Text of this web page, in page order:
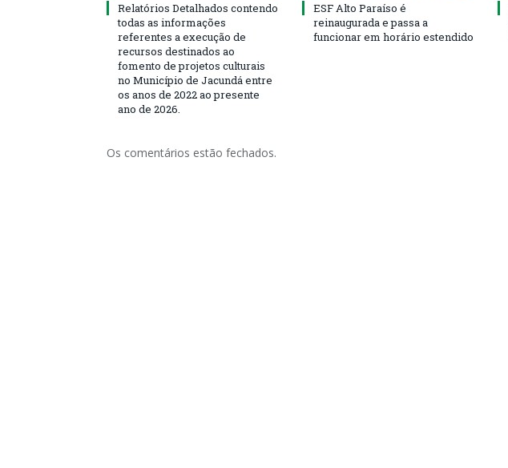
Relatórios Detalhados contendo
todas as informações
referentes a execução de
recursos destinados ao
fomento de projetos culturais
no Município de Jacundá entre
os anos de 2022 ao presente
ano de 2026.
ESF Alto Paraíso é
reinaugurada e passa a
funcionar em horário estendido
Os comentários estão fechados.